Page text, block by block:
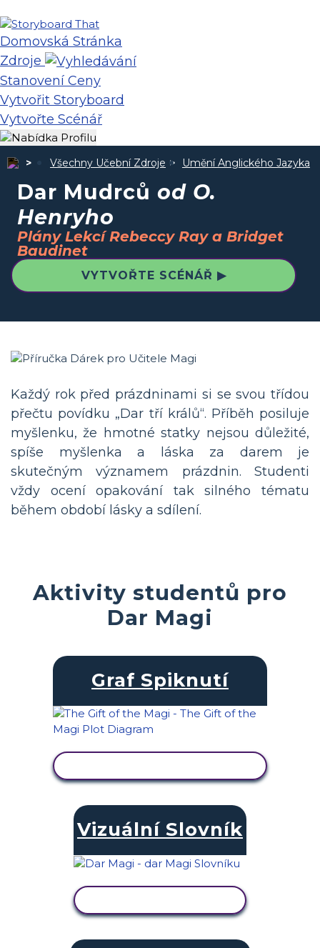
Domovská Stránka
Zdroje
Stanovení Ceny
Vytvořit Storyboard
Vytvořte Scénář
Všechny Učební Zdroje Umění Anglického Jazyka
Dar Mudrců od O.
Henryho
Plány Lekcí Rebeccy Ray a Bridget
Baudinet
VYTVOŘTE SCÉNÁŘ ▶
Každý rok před prázdninami si se svou třídou
přečtu povídku „Dar tří králů“. Příběh posiluje
myšlenku, že hmotné statky nejsou důležité,
spíše myšlenka a láska za darem je
skutečným významem prázdnin. Studenti
vždy ocení opakování tak silného tématu
během období lásky a sdílení.
Aktivity studentů pro
Dar Magi
Graf Spiknutí
Vizuální Slovník